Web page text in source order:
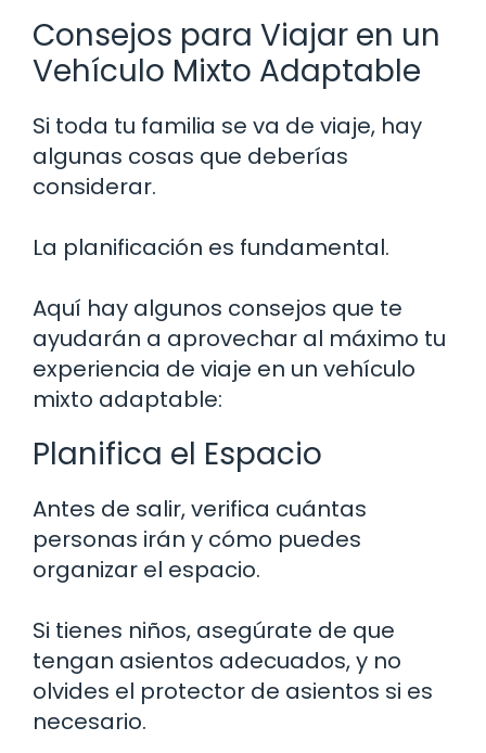
Consejos para Viajar en un
Vehículo Mixto Adaptable
Si toda tu familia se va de viaje, hay
algunas cosas que deberías
considerar.
La planificación es fundamental.
Aquí hay algunos consejos que te
ayudarán a aprovechar al máximo tu
experiencia de viaje en un vehículo
mixto adaptable:
Planifica el Espacio
Antes de salir, verifica cuántas
personas irán y cómo puedes
organizar el espacio.
Si tienes niños, asegúrate de que
tengan asientos adecuados, y no
olvides el protector de asientos si es
necesario.